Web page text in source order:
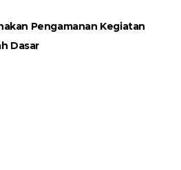
Pengamanan Kegiatan
Dasar